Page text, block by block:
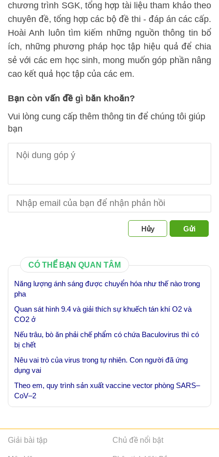
chương trình SGK, tổng hợp tài liệu tham khảo theo
chuyên đề, tổng hợp các bộ đề thi - đáp án các cấp.
Hoài Anh luôn tìm kiếm những nguồn thông tin bổ
ích, những phương pháp học tập hiệu quả để chia
sẻ với các em học sinh, mong muốn góp phần nâng
cao kết quả học tập của các em.
Bạn còn vấn đề gì băn khoăn?
Vui lòng cung cấp thêm thông tin để chúng tôi giúp
bạn
Hủy Gửi
CÓ THỂ BẠN QUAN TÂM
Năng lượng ánh sáng được chuyển hóa như thế nào trong
pha
Quan sát hình 9.4 và giải thích sự khuếch tán khí O2 và
CO2 ở
Nếu trâu, bò ăn phải chế phẩm có chứa Baculovirus thì có
bị chết
Nêu vai trò của virus trong tự nhiên. Con người đã ứng
dụng vai
Theo em, quy trình sản xuất vaccine vector phòng SARS–
CoV–2
Giải bài tập Chủ đề nổi bật